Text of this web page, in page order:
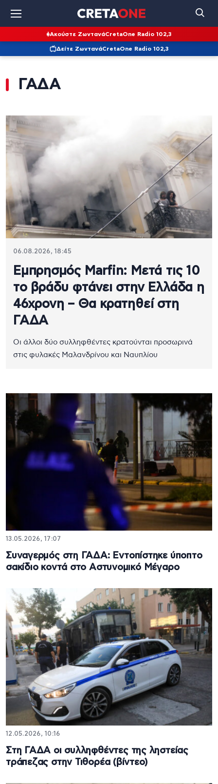
Ακούστε ΖωντανάCretaOne Radio 102,3
Δείτε ΖωντανάCretaOne Radio 102,3
ΓΑΔΑ
06.08.2026, 18:45
Εμπρησμός Marfin: Μετά τις 10
το βράδυ φτάνει στην Ελλάδα η
46χρονη – Θα κρατηθεί στη
ΓΑΔΑ
Οι άλλοι δύο συλληφθέντες κρατούνται προσωρινά
στις φυλακές Μαλανδρίνου και Ναυπλίου
13.05.2026, 17:07
Συναγερμός στη ΓΑΔΑ: Εντοπίστηκε ύποπτο
σακίδιο κοντά στο Αστυνομικό Μέγαρο
12.05.2026, 10:16
Στη ΓΑΔΑ οι συλληφθέντες της ληστείας
τράπεζας στην Τιθορέα (βίντεο)